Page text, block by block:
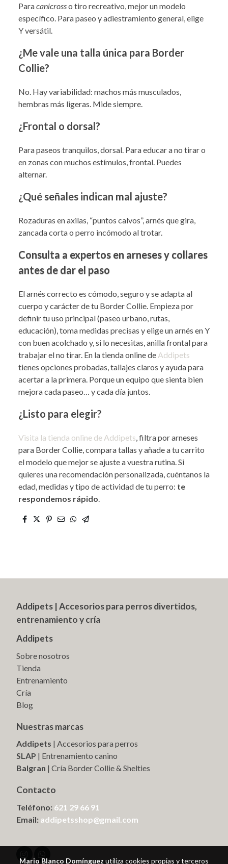
Paracanicrosso tiro recreativo, mejor un modelo
específico. Para paseo y adiestramiento general, elige
Y versátil.
¿Me vale una talla única para Border
Collie?
No. Hay variabilidad: machos más musculados,
hembras más ligeras. Mide siempre.
¿Frontal o dorsal?
Para paseos tranquilos, dorsal. Para educar a no tirar o
en zonas con muchos estímulos, frontal. Puedes
alternar.
¿Qué señales indican mal ajuste?
Rozaduras en axilas, “puntos calvos”, arnés que gira,
zancada corta o perro incómodo al trotar.
Consulta a expertos en arneses y collares
antes de dar el paso
El arnés correcto es cómodo, seguro y se adapta al
cuerpo y carácter de tu Border Collie. Empieza por
definir tu uso principal (paseo urbano, rutas,
educación), toma medidas precisas y elige un arnés en Y
con buen acolchado y, si lo necesitas, anilla frontal para
trabajar el no tirar. En la tienda online de Addipets
tienes opciones probadas, tallajes claros y ayuda para
acertar a la primera. Porque un equipo que sienta bien
mejora cada paseo… y cada día juntos.
¿Listo para elegir?
Visita la tienda online de Addipets, filtra por arneses
para Border Collie, compara tallas y añade a tu carrito
el modelo que mejor se ajuste a vuestra rutina. Si
quieres una recomendación personalizada, cuéntanos la
edad, medidas y tipo de actividad de tu perro: te
respondemos rápido.
Addipets | Accesorios para perros divertidos,
entrenamiento y cría
Addipets
Sobre nosotros
Tienda
Entrenamiento
Cría
Blog
Nuestras marcas
Addipets | Accesorios para perros
SLAP | Entrenamiento canino
Balgran | Cría Border Collie & Shelties
Contacto
Teléfono: 621 29 66 91
Email: addipetsshop@gmail.com
Mario Blanco Domínguez utiliza cookies propias y terceros